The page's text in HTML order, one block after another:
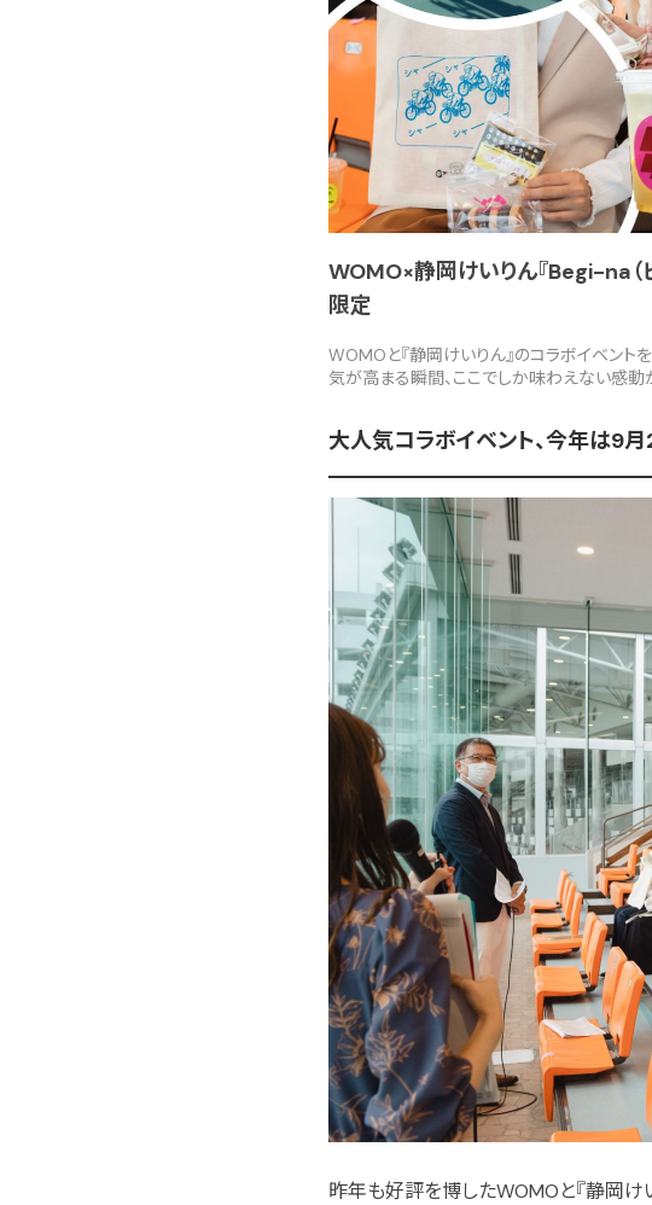
WOMO×静岡けいりん『Begi-na（
限定
WOMOと『静岡けいりん』のコラボイベント
気が高まる瞬間、ここでしか味わえない感動
大人気コラボイベント、今年は9月
昨年も好評を博したWOMOと『静岡け